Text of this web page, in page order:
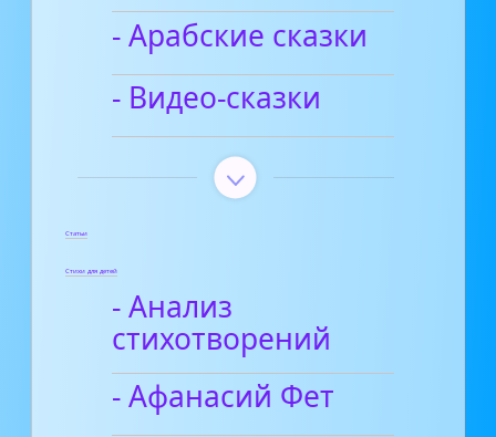
- Арабские сказки
- Видео-сказки
Статьи
Стихи для детей
- Анализ
стихотворений
- Афанасий Фет